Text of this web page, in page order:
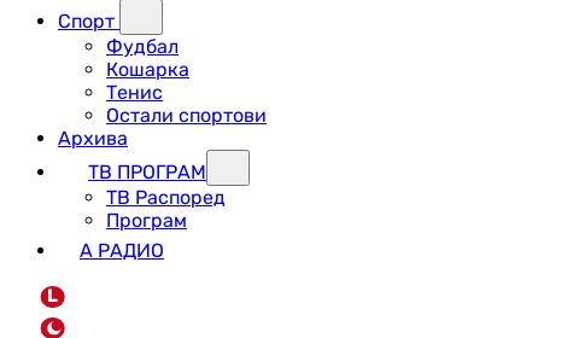
Спорт
Фудбал
Кошарка
Тенис
Остали спортови
Архива
ТВ ПРОГРАМ
ТВ Распоред
Програм
А РАДИО
L